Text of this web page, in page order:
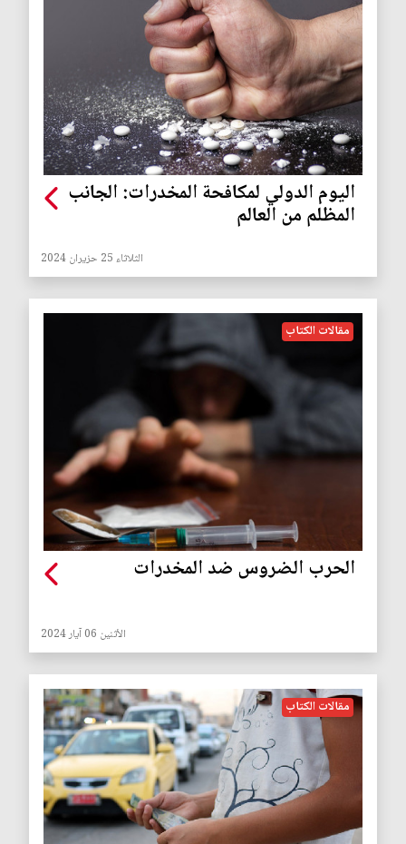
اليوم الدولي لمكافحة المخدرات: الجانب
المظلم من العالم
الثلاثاء 25 حزيران 2024
مقالات الكتاب
الحرب الضروس ضد المخدرات
الأثنين 06 آيار 2024
مقالات الكتاب